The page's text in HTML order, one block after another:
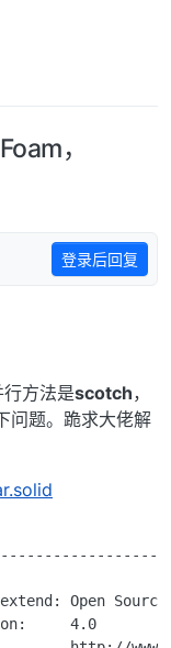
，
登录后回复
行方法是scotch，
问题。跪求大佬解
Open
4.0